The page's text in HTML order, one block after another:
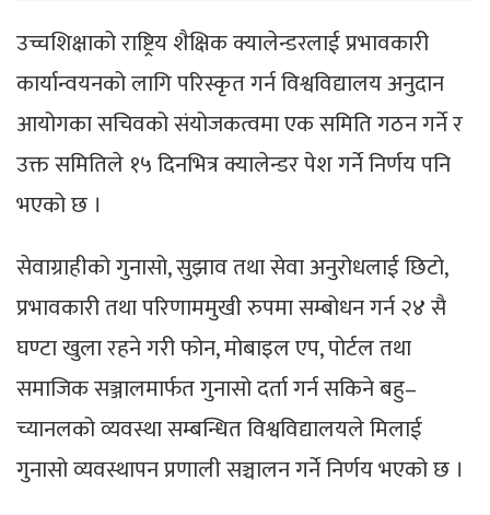
उच्चशिक्षाको राष्ट्रिय शैक्षिक क्यालेन्डरलाई प्रभावकारी
कार्यान्वयनको लागि परिस्कृत गर्न विश्वविद्यालय अनुदान
आयोगका सचिवको संयोजकत्वमा एक समिति गठन गर्ने र
उक्त समितिले १५ दिनभित्र क्यालेन्डर पेश गर्ने निर्णय पनि
भएको छ ।
सेवाग्राहीको गुनासो, सुझाव तथा सेवा अनुरोधलाई छिटो,
प्रभावकारी तथा परिणाममुखी रुपमा सम्बोधन गर्न २४ सै
घण्टा खुला रहने गरी फोन, मोबाइल एप, पोर्टल तथा
समाजिक सञ्जालमार्फत गुनासो दर्ता गर्न सकिने बहु–
च्यानलको व्यवस्था सम्बन्धित विश्वविद्यालयले मिलाई
गुनासो व्यवस्थापन प्रणाली सञ्चालन गर्ने निर्णय भएको छ ।